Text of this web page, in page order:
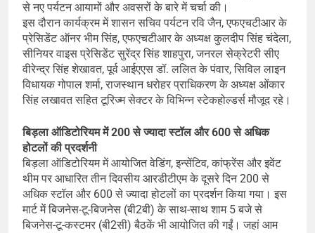
से नए पर्यटन आयामों और अवसरों के बारे में चर्चा की।
इस दौरान कार्यक्रम में शासन सचिव पर्यटन रवि जैन, एफएचटीआर के
प्रेसिडेंट ऑनर भीम सिंह, एफएचटीआर के अध्यक्ष कुलदीप सिंह चंदेला,
सीनियर वाइस प्रेसिडेंट सुरेंद्र सिंह शाहपुरा, जनरल सेक्रेटरी सीए
वीरेन्द्र सिंह शेखावत, पूर्व आईएएस डॉ. ललित के पंवार, सिविल लाइन
विधायक गोपाल शर्मा, राजस्थान धरोहर प्राधिकरण के अध्यक्ष ओंकार
सिंह लखावत सहित टूरिज्म सेक्टर के विभिन्न स्टेकहोल्डर्स मौजूद रहे।
बिड़ला ऑडिटोरियम में 200 से ज्यादा स्टॉल और 600 से अधिक
होटलों की प्रदर्शनी
बिड़ला ऑडिटोरियम में आयोजित वेडिंग, इन्सेंटिव, कांफ्रेंस और इवेंट
थीम पर आधारित तीन दिवसीय आरडीटीएम के दूसरे दिन 200 से
अधिक स्टॉल और 600 से ज्यादा होटलों का प्रदर्शन किया गया। इस
मार्ट में बिजनेस-टू-बिजनेस (बी2बी) के साथ-साथ शाम 5 बजे से
बिजनेस-टू-कस्टमर (बी2सी) बैठकें भी आयोजित की गईं। जहां आम